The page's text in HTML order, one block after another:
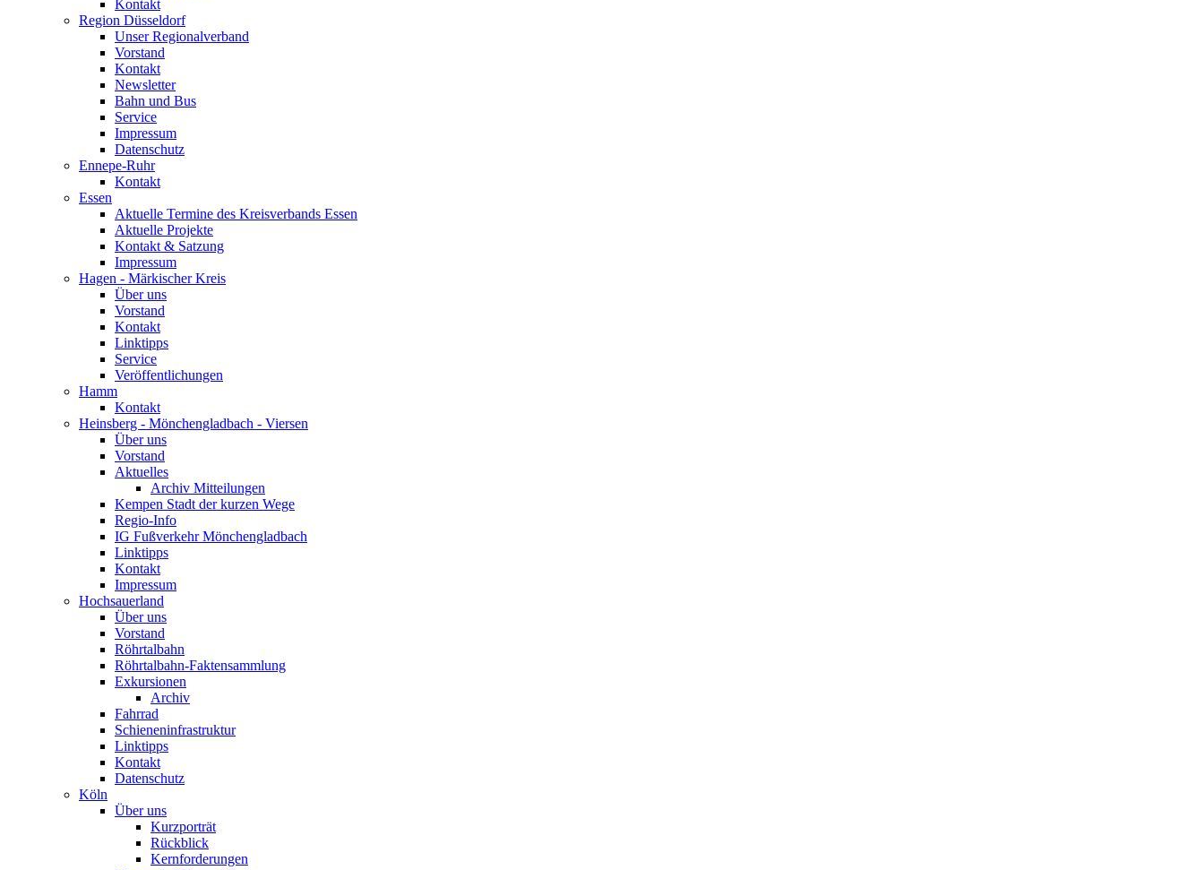
Kontakt
Region Düsseldorf
Unser Regionalverband
Vorstand
Kontakt
Newsletter
Bahn und Bus
Service
Impressum
Datenschutz
Ennepe-Ruhr
Kontakt
Essen
Aktuelle Termine des Kreisverbands Essen
Aktuelle Projekte
Kontakt & Satzung
Impressum
Hagen - Märkischer Kreis
Über uns
Vorstand
Kontakt
Linktipps
Service
Veröffentlichungen
Hamm
Kontakt
Heinsberg - Mönchengladbach - Viersen
Über uns
Vorstand
Aktuelles
Archiv Mitteilungen
Kempen Stadt der kurzen Wege
Regio-Info
IG Fußverkehr Mönchengladbach
Linktipps
Kontakt
Impressum
Hochsauerland
Über uns
Vorstand
Röhrtalbahn
Röhrtalbahn-Faktensammlung
Exkursionen
Archiv
Fahrrad
Schieneninfrastruktur
Linktipps
Kontakt
Datenschutz
Köln
Über uns
Kurzporträt
Rückblick
Kernforderungen